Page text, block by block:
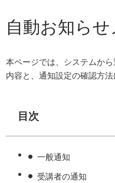
自動お知ら
本ページでは、システムか
内容と、通知設定の確認方
目次
一般通知
受講者の通知